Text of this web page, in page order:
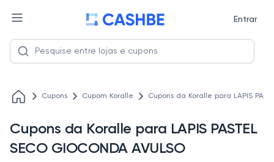
Entrar
Cupons Cupom Koralle Cupons da Koralle para LAPIS
Cupons da Koralle para LAPIS PASTEL
SECO GIOCONDA AVULSO